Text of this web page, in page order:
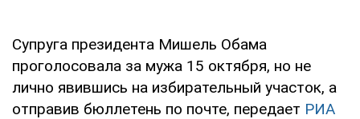
Супруга президента Мишель Обама
проголосовала за мужа 15 октября, но не
лично явившись на избирательный участок, а
отправив бюллетень по почте, передает РИА